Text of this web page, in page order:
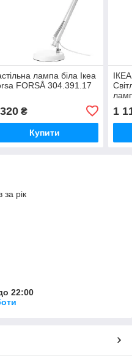
лампа біла Ікеа
FORSÅ 304.391.17
₴
Купити
1
за рік
22:00